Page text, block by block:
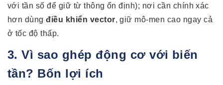
với tần số để giữ từ thông ổn định); nơi cần chính xác
hơn dùngđiều khiển vector, giữ mô-men cao ngay cả
ở tốc độ thấp.
3. Vì sao ghép động cơ với biến
tần? Bốn lợi ích